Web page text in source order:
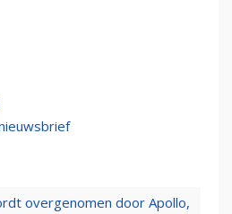
overgenomen door Apollo,